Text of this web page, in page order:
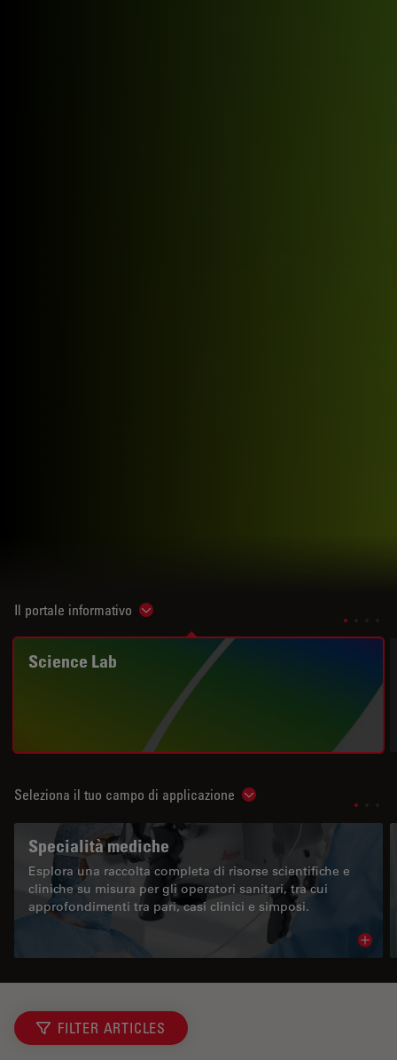
Il portale informativo Show subnavigation
Science Lab
Seleziona il tuo campo di applicazione Show subnavigation
Specialità mediche
Esplora una raccolta completa di risorse scientifiche e
cliniche su misura per gli operatori sanitari, tra cui
approfondimenti tra pari, casi clinici e simposi.
FILTER ARTICLES